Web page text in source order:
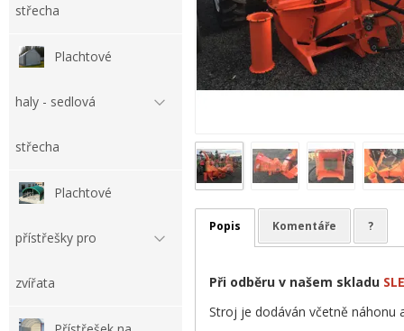
střecha
Plachtové
haly - sedlová
střecha
Plachtové
přístřešky pro
zvířata
Popis Komentáře ?
Při odběru v našem skladu
Stroj je dodáván včetně náhonu